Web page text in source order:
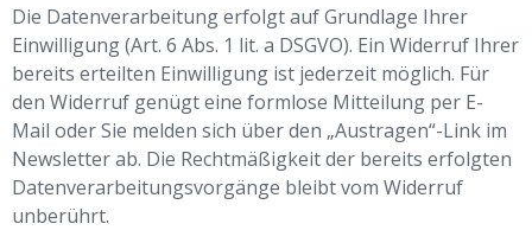
Die Datenverarbeitung erfolgt auf Grundlage Ihrer
Einwilligung (Art. 6 Abs. 1 lit. a DSGVO). Ein Widerruf Ihrer
bereits erteilten Einwilligung ist jederzeit möglich. Für
den Widerruf genügt eine formlose Mitteilung per E-
Mail oder Sie melden sich über den „Austragen“-Link im
Newsletter ab. Die Rechtmäßigkeit der bereits erfolgten
Datenverarbeitungsvorgänge bleibt vom Widerruf
unberührt.